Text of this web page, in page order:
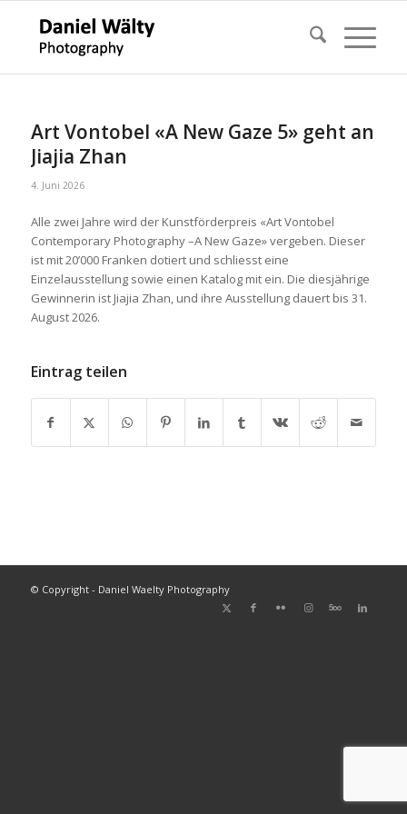
Art Vontobel «A New Gaze 5» geht an
Jiajia Zhan
4. Juni 2026
Alle zwei Jahre wird der Kunstförderpreis «Art Vontobel
Contemporary Photography –A New Gaze» vergeben. Dieser
ist mit 20’000 Franken dotiert und schliesst eine
Einzelausstellung sowie einen Katalog mit ein. Die diesjährige
Gewinnerin ist Jiajia Zhan, und ihre Ausstellung dauert bis 31.
August 2026.
Eintrag teilen
© Copyright - Daniel Waelty Photography